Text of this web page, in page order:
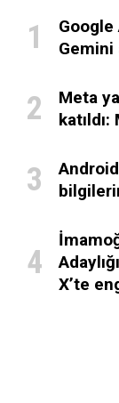
Google
Gemini
Meta
X’te